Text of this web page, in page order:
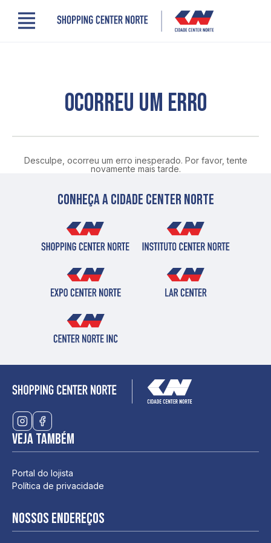
Menu
Comodidades
Clube de Benefícios
Novidades
Quem somos
Localização
OCORREU UM ERRO
Desculpe, ocorreu um erro inesperado. Por favor, tente
novamente mais tarde.
Conheça a cidade center norte
Veja também
Portal do lojista
Política de privacidade
Nossos endereços